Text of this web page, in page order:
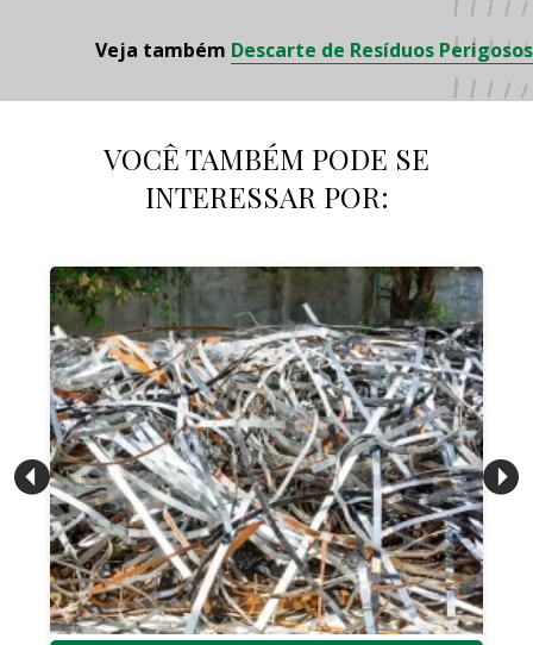
Veja também Descarte de Resíduos Perigosos
VOCÊ TAMBÉM PODE SE
INTERESSAR POR: